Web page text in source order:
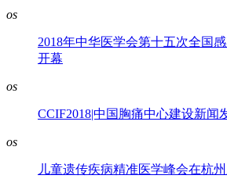
os
2018年中华医学会第十五次全国
开幕
os
CCIF2018|中国胸痛中心建设新闻
os
儿童遗传疾病精准医学峰会在杭